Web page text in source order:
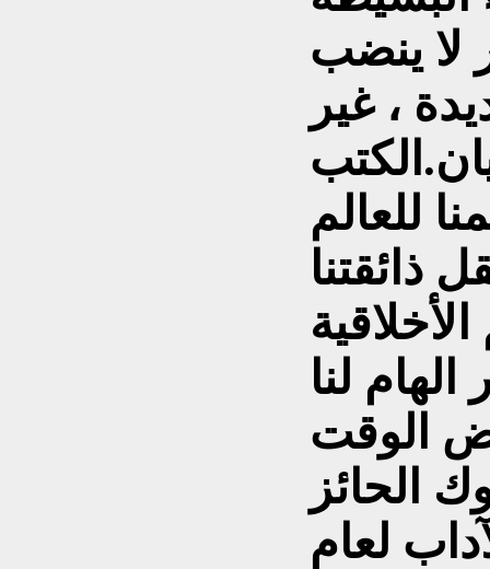
لا ينضب
، غير
للعالم
ذائقتنا
لنا
الحائز
لعام